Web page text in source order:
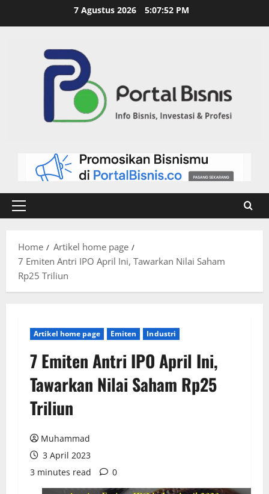
7 Agustus 2026 5:07:53 PM
Home
Artikel home page
7 Emiten Antri IPO April Ini, Tawarkan Nilai Saham
Rp25 Triliun
Artikel home page Emiten Industri
7 Emiten Antri IPO April Ini,
Tawarkan Nilai Saham Rp25
Triliun
Muhammad
3 April 2023
3 minutes read
0